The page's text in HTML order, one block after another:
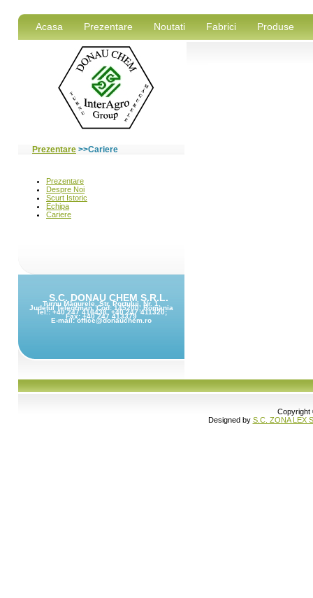
Acasa Prezentare Noutati Fabrici Produse
Prezentare >>Cariere
S.C. DONAU CHEM S.R.L.
Turnu Măgurele, Str. Portului, Nr. 1,
Judeţul Teleorman, Cod: 145200, Romania
Tel.: +40 247 416438, +40 247 411320;
Fax: +40 247 413379
E-mail: office@donauchem.ro
Copyright
Designed by S.C. ZONA LEX